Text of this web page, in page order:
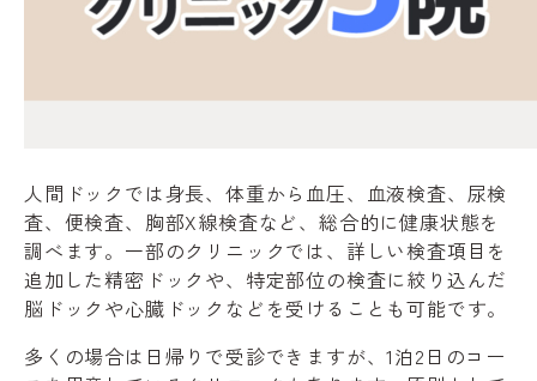
人間ドックでは身長、体重から血圧、血液検査、尿検
査、便検査、胸部X線検査など、総合的に健康状態を
調べます。一部のクリニックでは、詳しい検査項目を
追加した精密ドックや、特定部位の検査に絞り込んだ
脳ドックや心臓ドックなどを受けることも可能です。
多くの場合は日帰りで受診できますが、1泊2日のコー